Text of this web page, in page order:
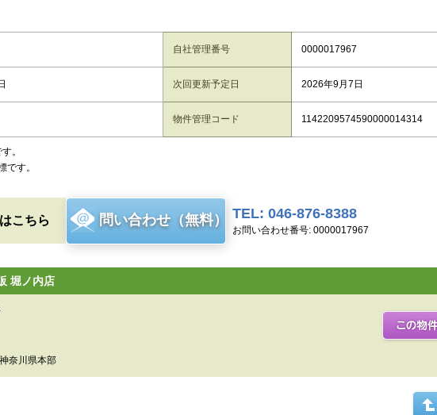
自社管理番号 0000017967
次回更新予定日 2026年9月7日
物件管理コード 1142209574590000014314
。
す。
こちら 問い合わせ（無料） TEL: 046-876-8388
お問い合わせ番号: 0000017967
堀ノ内店
奈川県本部